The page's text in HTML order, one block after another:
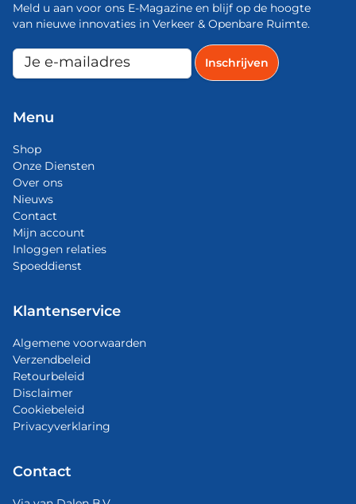
Meld u aan voor ons E-Magazine en blijf op de hoogte
van nieuwe innovaties in Verkeer & Openbare Ruimte.
Menu
Shop
Onze Diensten
Over ons
Nieuws
Contact
Mijn account
Inloggen relaties
Spoeddienst
Klantenservice
Algemene voorwaarden
Verzendbeleid
Retourbeleid
Disclaimer
Cookiebeleid
Privacyverklaring
Contact